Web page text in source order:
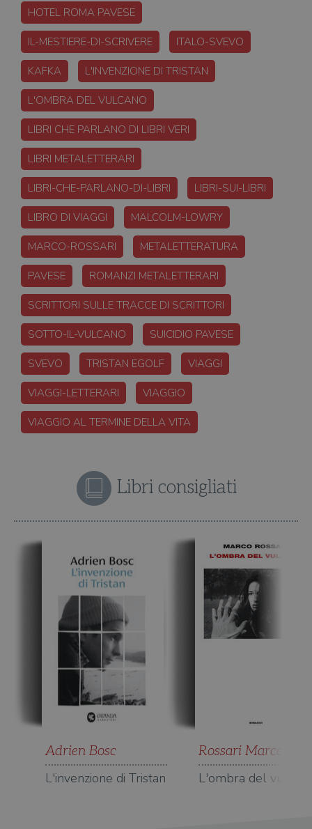
HOTEL ROMA PAVESE
IL-MESTIERE-DI-SCRIVERE ITALO-SVEVO
KAFKA L'INVENZIONE DI TRISTAN
L'OMBRA DEL VULCANO
LIBRI CHE PARLANO DI LIBRI VERI
LIBRI METALETTERARI
LIBRI-CHE-PARLANO-DI-LIBRI LIBRI-SUI-LIBRI
LIBRO DI VIAGGI MALCOLM-LOWRY
MARCO-ROSSARI METALETTERATURA
PAVESE ROMANZI METALETTERARI
SCRITTORI SULLE TRACCE DI SCRITTORI
SOTTO-IL-VULCANO SUICIDIO PAVESE
SVEVO TRISTAN EGOLF VIAGGI
VIAGGI-LETTERARI VIAGGIO
VIAGGIO AL TERMINE DELLA VITA
Libri consigliati
Adrien Bosc
L'invenzione di Tristan
Rossari Marco
L'ombra del